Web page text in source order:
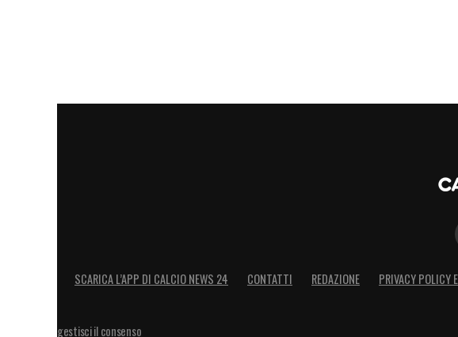
SCARICA L’APP DI CALCIO NEWS 24 CONTATTI REDAZIONE PRIVACY POLICY
gestisci il consenso